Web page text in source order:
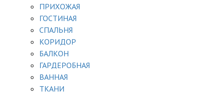
ПРИХОЖАЯ
ГОСТИНАЯ
СПАЛЬНЯ
КОРИДОР
БАЛКОН
ГАРДЕРОБНАЯ
ВАННАЯ
ТКАНИ